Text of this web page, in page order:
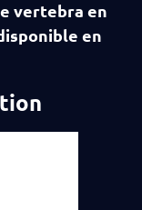
vertebra en
en